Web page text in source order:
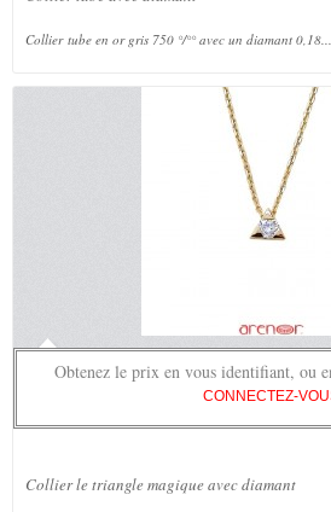
Collier tube en or gris 750 °/°° avec un diamant 0,18...
Obtenez le prix en vous identifiant, ou
CONNECTEZ-
Collier le triangle magique avec diamant